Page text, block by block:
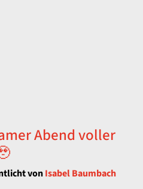
Abend voller
vonIsabel Baumbach